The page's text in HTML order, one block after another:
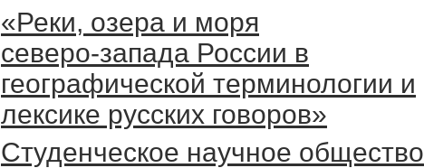
«Реки, озера и моря
северо-запада России в
географической терминологии и
лексике русских говоров»
Студенческое научное общество